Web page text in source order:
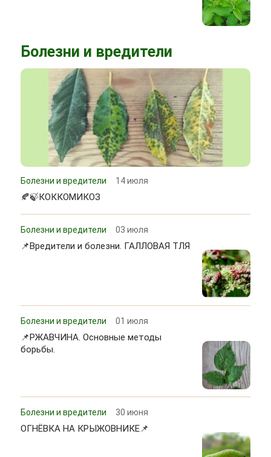
Болезни и вредители
Болезни и вредители 14 июля
🍂🍃КОККОМИКОЗ
Болезни и вредители 03 июля
📌Вредители и болезни. ГАЛЛОВАЯ ТЛЯ
Болезни и вредители 01 июля
📌РЖАВЧИНА. Основные методы
борьбы.
Болезни и вредители 30 июня
ОГНЁВКА НА КРЫЖОВНИКЕ📌